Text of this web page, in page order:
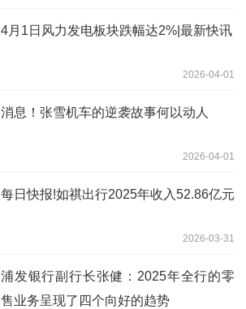
4月1日风力发电板块跌幅达2%|最新快讯
2026-04-01
消息！张雪机车的逆袭故事何以动人
2026-04-01
每日快报!如祺出行2025年收入52.86亿元
2026-03-31
浦发银行副行长张健：2025年全行的零
售业务呈现了四个向好的趋势